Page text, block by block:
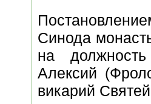
Синода
на
Алексий
викарий